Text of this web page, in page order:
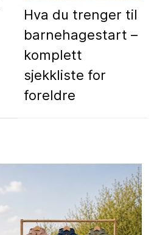
Hva du trenger til
barnehagestart –
komplett
sjekkliste for
foreldre